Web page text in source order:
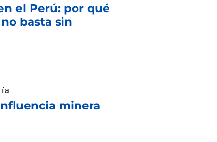
el Perú: por qué
basta sin
minera